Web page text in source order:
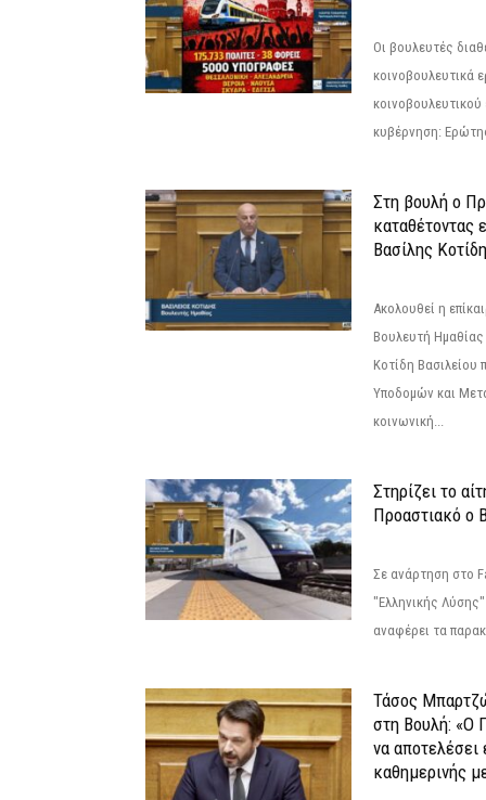
Οι βουλευτές
κοινοβουλευτικά
κυβέρνηση:
Στη βουλή ο
καταθέτοντας
Βασίλης
Ακολουθεί η
Βουλευτή
Κοτίδη Βασιλείου
Υποδομών και
κοινωνική...
Στηρίζει το
Προαστιακό ο
Σε ανάρτηση στο
"Ελληνικής
αναφέρει τα
Τάσος
στη Βουλή: «Ο
να αποτελέσει
καθημερινής